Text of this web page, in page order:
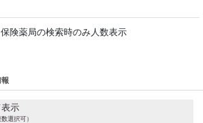
険薬局の検索時のみ人数表示
示
選択可）